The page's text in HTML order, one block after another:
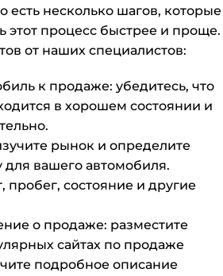
есть несколько шагов, которые
этот процесс быстрее и проще.
от наших специалистов:
к продаже: убедитесь, что
в хорошем состоянии и
рынок и определите
вашего автомобиля.
пробег, состояние и другие
о продаже: разместите
сайтах по продаже
подробное описание